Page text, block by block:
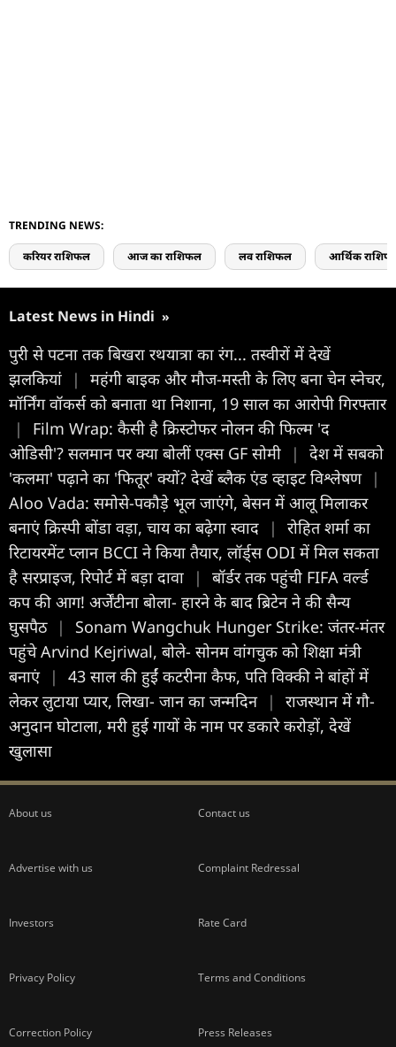
TRENDING NEWS:
करियर राशिफल आज का राशिफल लव राशिफल आर्थिक
Latest News in Hindi »
पुरी से पटना तक बिखरा रथयात्रा का रंग... तस्वीरों में देखें
झलकियां
|
महंगी बाइक और मौज-मस्ती के लिए बना चेन स्नेचर,
मॉर्निंग वॉकर्स को बनाता था निशाना, 19 साल का आरोपी गिरफ्तार
|
Film Wrap: कैसी है क्रिस्टोफर नोलन की फिल्म 'द
ओडिसी'? सलमान पर क्या बोलीं एक्स GF सोमी
|
देश में सबको
'कलमा' पढ़ाने का 'फितूर' क्यों? देखें ब्लैक एंड व्हाइट विश्लेषण |
Aloo Vada: समोसे-पकौड़े भूल जाएंगे, बेसन में आलू मिलाकर
बनाएं क्रिस्पी बोंडा वड़ा, चाय का बढ़ेगा स्वाद
|
रोहित शर्मा का
रिटायरमेंट प्लान BCCI ने किया तैयार, लॉर्ड्स ODI में मिल सकता
है सरप्राइज, रिपोर्ट में बड़ा दावा
|
बॉर्डर तक पहुंची FIFA वर्ल्ड
कप की आग! अर्जेंटीना बोला- हारने के बाद ब्रिटेन ने की सैन्य
घुसपैठ |
Sonam Wangchuk Hunger Strike: जंतर-मंतर
पहुंचे Arvind Kejriwal, बोले- सोनम वांगचुक को शिक्षा मंत्री
बनाएं |
43 साल की हुईं कटरीना कैफ, पति विक्की ने बांहों में
लेकर लुटाया प्यार, लिखा- जान का जन्मदिन |
राजस्थान में गौ-
अनुदान घोटाला, मरी हुई गायों के नाम पर डकारे करोड़ों, देखें
खुलासा
About us Contact us
Advertise with us Complaint Redressal
Investors Rate Card
Privacy Policy Terms and Conditions
Correction Policy Press Releases